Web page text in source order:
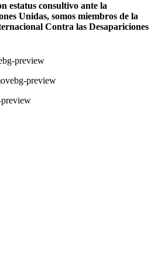
estatus consultivo ante la
Unidas, somos miembros de la
Contra las Desapariciones